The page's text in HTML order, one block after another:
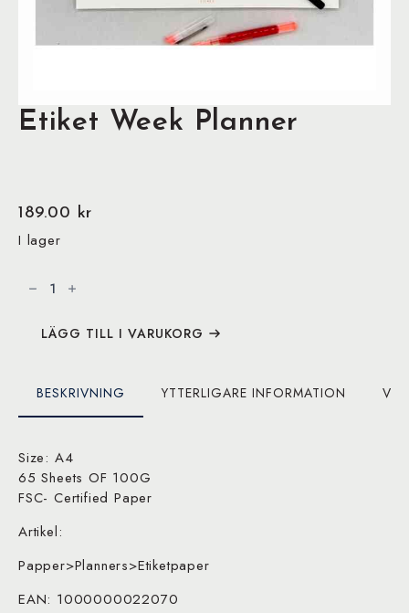
Etiket Week Planner
189.00 kr
I lager
Week
Planner
LÄGG TILL I VARUKORG
BESKRIVNING YTTERLIGARE INFORMATION
Size: A4
65 Sheets OF 100G
FSC- Certified Paper
Artikel:
Papper>Planners>Etiketpaper
EAN: 1000000022070